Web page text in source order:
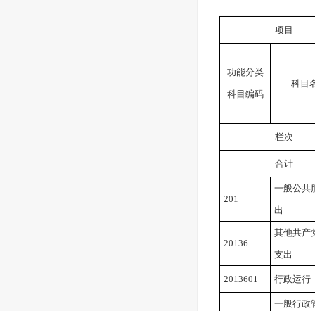
项目
功能分类
科目编码
科目
栏次
合计
201
一般公共
出
20136
其他共产
支出
2013601 行政运行
一般行政